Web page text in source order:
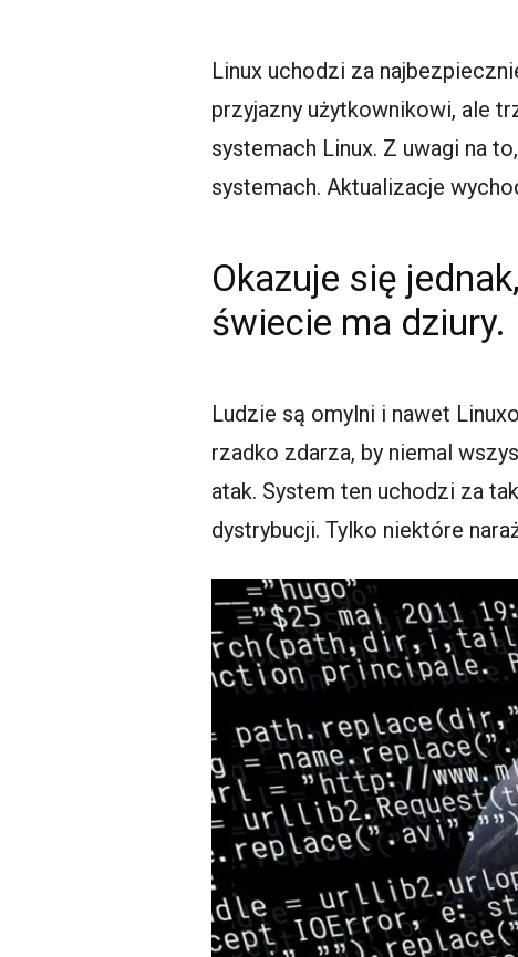
Linux uchodzi za
przyjazny użytkownikowi, ale
systemach Linux. Z uwagi na
systemach. Aktualizacje
Okazuje się
świecie ma dziury.
Ludzie są omylni i nawet
rzadko zdarza, by niemal
atak. System ten uchodzi za
dystrybucji. Tylko niektóre